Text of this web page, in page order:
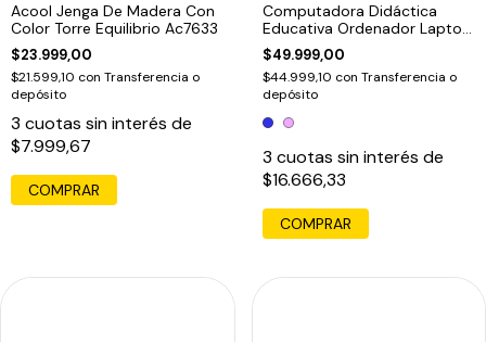
Acool Jenga De Madera Con
Color Torre Equilibrio Ac7633
$23.999,00
$21.599,10 con Transferencia o
depósito
3 cuotas sin interés de
$7.999,67
COMPRAR
Computadora Didáctica
Educativa Ordenador Laptop
Infantil
$49.999,00
$44.999,10 con Transferencia o
depósito
3 cuotas sin interés de
$16.666,33
COMPRAR